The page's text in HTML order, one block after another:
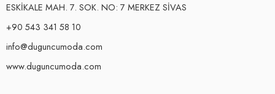
ESKİKALE MAH. 7. SOK. NO: 7 MERKEZ SİVAS
+90 543 341 58 10
info@duguncumoda.com
www.duguncumoda.com